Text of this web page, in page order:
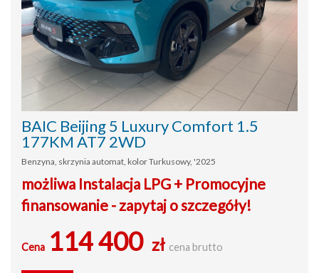
BAIC Beijing 5 Luxury Comfort 1.5
177KM AT7 2WD
Benzyna, skrzynia automat, kolor Turkusowy, '2025
możliwa Instalacja LPG + Promocyjne
finansowanie - zapytaj o szczegóły!
Cena 114 400 zł cena brutto